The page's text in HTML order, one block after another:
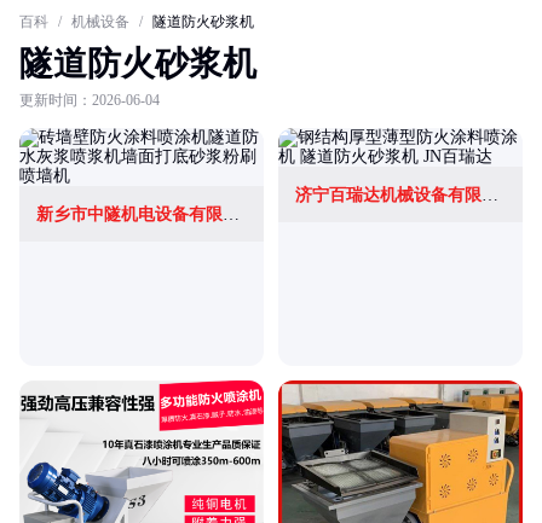
百科 / 机械设备 / 隧道防火砂浆机
隧道防火砂浆机
更新时间：2026-06-04
新乡市中隧机电设备有限公司
济宁百瑞达机械设备有限公司